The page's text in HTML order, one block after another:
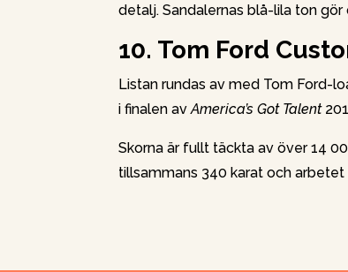
detalj. Sandalernas blå-lila ton
10. Tom Ford
Listan rundas av med Tom Ford-
i finalen avAmerica’s Got Talent
Skorna är fullt täckta av över 14
tillsammans 340 karat och